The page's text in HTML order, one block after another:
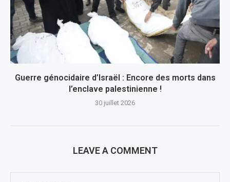
Guerre génocidaire d’Israël : Encore des morts dans
l’enclave palestinienne !
30 juillet 2026
LEAVE A COMMENT